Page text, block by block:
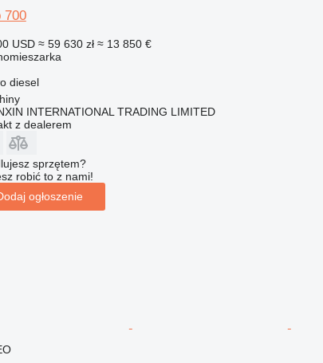
700
USD ≈ 59 630 zł ≈ 13 850 €
diesel
INTERNATIONAL TRADING LIMITED
z dealerem
sprzętem?
robić to z nami!
ogłoszenie